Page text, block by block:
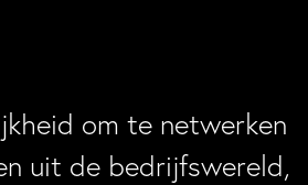
om te netwerken
uit de bedrijfswereld,